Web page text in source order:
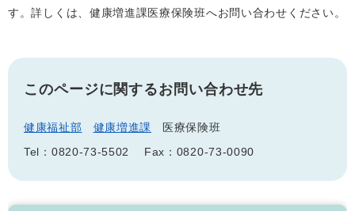
す。詳しくは、健康増進課医療保険班へお問い合わせください。
このページに関するお問い合わせ先
健康福祉部 健康増進課
医療保険班
Tel：0820-73-5502
Fax：0820-73-0090